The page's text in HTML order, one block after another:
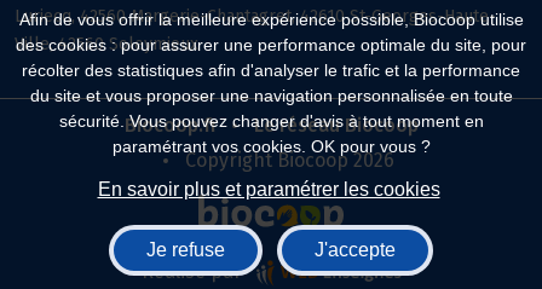
Afin de vous offrir la meilleure expérience possible, Biocoop utilise
des cookies : pour assurer une performance optimale du site, pour
récolter des statistiques afin d'analyser le trafic et la performance
du site et vous proposer une navigation personnalisée en toute
sécurité. Vous pouvez changer d'avis à tout moment en
paramétrant vos cookies. OK pour vous ?
En savoir plus et paramétrer les cookies
Je refuse J'accepte
Luriecq, 42560 Margerie-Chantagret, 42610 St-Georges-Haute-
Ville, 42560 Soleymieux
Biocoop.fr
Le réseau Biocoop
Copyright Biocoop 2026
Réalisé par